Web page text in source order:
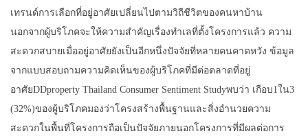
เทรนด์การเลือกที่อยู่อาศัยเปลี่ยนไปตามวิถีชีวิตของคนหาบ้าน
นอกจากผู้บริโภคจะให้ความสำคัญเรื่องทำเลที่ตั้งโครงการแล้ว ความ
สะดวกสบายเมื่ออยู่อาศัยยังเป็นอีกหนึ่งปัจจัยที่หลายคนคาดหวัง ข้อมูล
จากแบบสอบถามความคิดเห็นของผู้บริโภคที่มีต่อตลาดที่อยู่
อาศัยDDproperty Thailand Consumer Sentiment Studyพบว่า เกือบ1ใน3
(32%)ของผู้บริโภคมองว่าโครงสร้างพื้นฐานและสิ่งอำนวยความ
สะดวกในพื้นที่โครงการถือเป็นปัจจัยภายนอกโครงการที่มีผลต่อการ